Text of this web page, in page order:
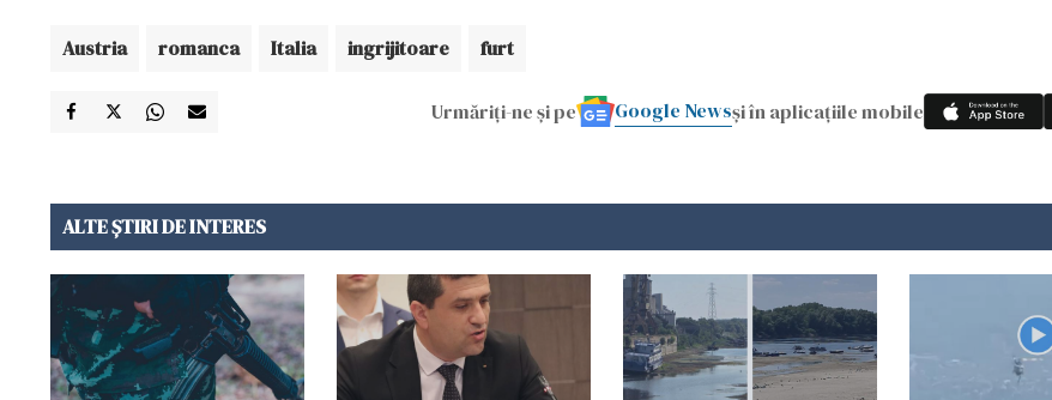
Austria romanca Italia ingrijitoare furt
Urmăriți-ne și pe Google Newsși în aplicațiile mobile
ALTE ȘTIRI DE INTERES